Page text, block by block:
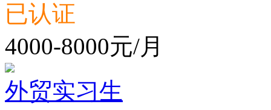
已认证
4000-8000元/月
外贸实习生